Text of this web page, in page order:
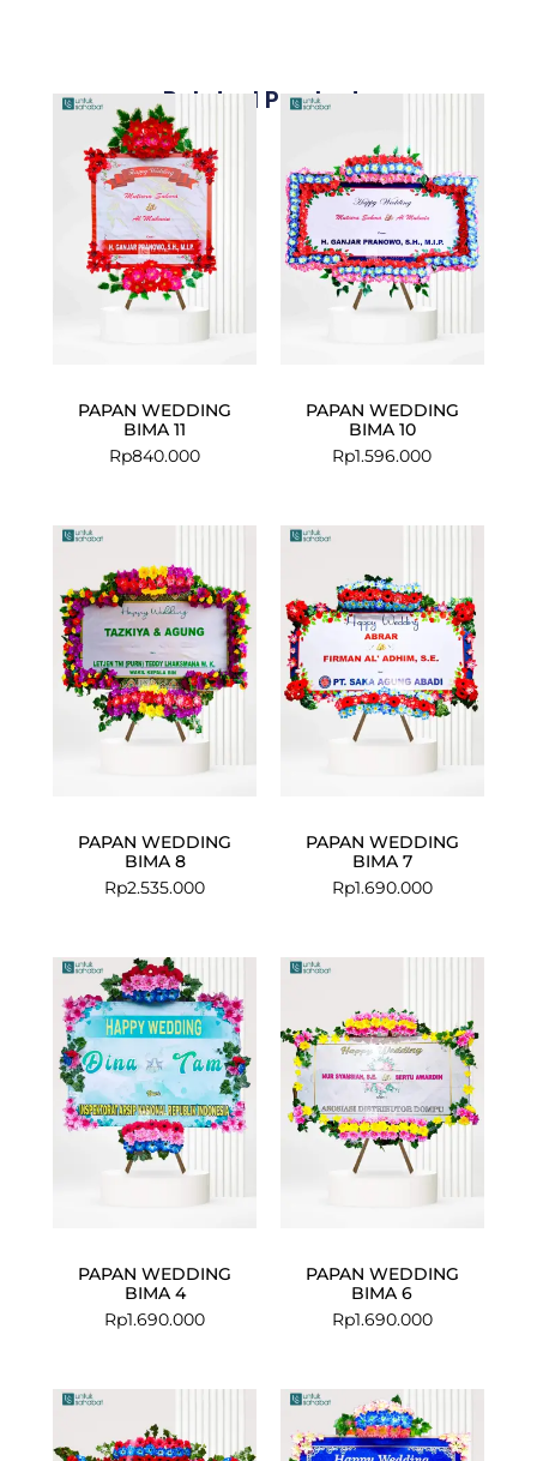
Related Products
PAPAN WEDDING
BIMA 11
Rp840.000
PAPAN WEDDING
BIMA 10
Rp1.596.000
PAPAN WEDDING
BIMA 8
Rp2.535.000
PAPAN WEDDING
BIMA 7
Rp1.690.000
PAPAN WEDDING
BIMA 4
Rp1.690.000
PAPAN WEDDING
BIMA 6
Rp1.690.000